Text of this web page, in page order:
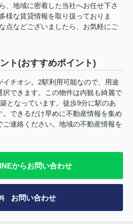
、地域に密着した当社へお任せ下さ
様な賃貸情報を取り扱っておりま
点などございましたら、お気軽にご
ト(おすすめポイント)
イチオシ。2駅利用可能なので、用途
できます。この物件は内観も綺麗で
となっています。徒歩9分に駅のあ
できるだけ早めに不動産情報を集め
連絡ください。地域の不動産情報を
からお問い合わせ
お問い合わせ